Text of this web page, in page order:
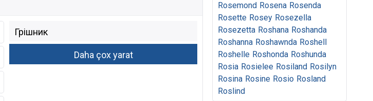
Rosemond Rosena Rosenda
Rosette Rosey Rosezella
Rosezetta Roshana Roshanda
Roshanna Roshawnda Roshell
Roshelle Roshonda Roshunda
Rosia Rosielee Rosiland Rosilyn
Rosina Rosine Rosio Rosland
Roslind